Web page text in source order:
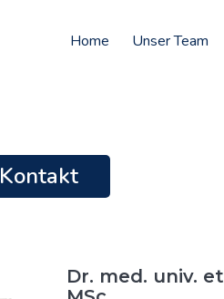
Home Unser Team
Kontakt
Dr. med. univ.